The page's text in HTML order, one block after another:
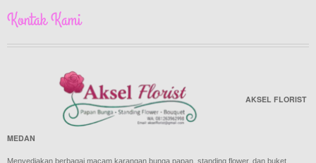
Kontak Kami
AKSEL FLORIST
MEDAN
Menyediakan berbagai macam karangan bunga papan, standing flower, dan buket